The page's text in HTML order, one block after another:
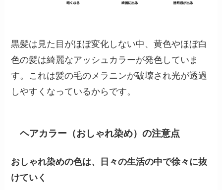
黒髪は見た目がほぼ変化しない中、黄色やほぼ白
色の髪は綺麗なアッシュカラーが発色していま
す。これは髪の毛のメラニンが破壊され光が透過
しやすくなっているからです。
ヘアカラー（おしゃれ染め）の注意点
おしゃれ染めの色は、日々の生活の中で徐々に抜
けていく